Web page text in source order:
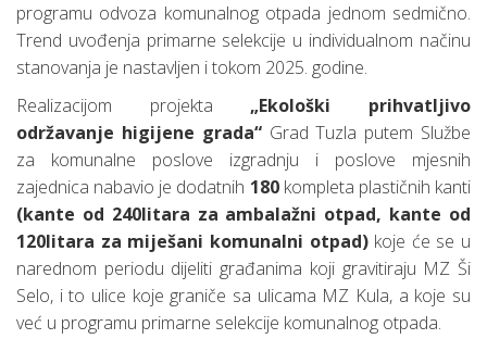
programu odvoza komunalnog otpada jednom sedmično.
Trend uvođenja primarne selekcije u individualnom načinu
stanovanja je nastavljen i tokom 2025. godine.
Realizacijom projekta „Ekološki prihvatljivo
održavanje higijene grada“ Grad Tuzla putem Službe
za komunalne poslove izgradnju i poslove mjesnih
zajednica nabavio je dodatnih 180 kompleta plastičnih kanti
(kante od 240litara za ambalažni otpad, kante od
120litara za miješani komunalni otpad)koje će se u
narednom periodu dijeliti građanima koji gravitiraju MZ Ši
Selo, i to ulice koje graniče sa ulicama MZ Kula, a koje su
već u programu primarne selekcije komunalnog otpada.